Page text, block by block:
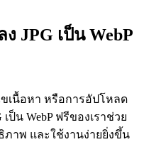
JPG เป็น WebP
เนื้อหา หรือการอัปโหลด
ป็น WebP ฟรีของเราช่วย
าพ และใช้งานง่ายยิ่งขึ้น